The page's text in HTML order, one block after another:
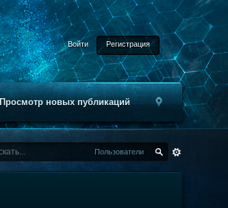
Войти Регистрация
Просмотр новых публикаций
Пользователи